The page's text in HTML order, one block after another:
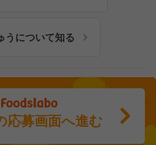
うについて知る
応募画面へ進む